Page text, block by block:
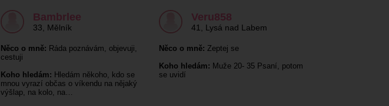
Bambrlee
33 Mělník
Něco o mně: Ráda poznávám, objevuji,
cestuji
Koho hledám: Hledám někoho, kdo se
mnou vyrazí občas o víkendu na nějaký
výšlap, na kolo, na…
Veru858
41 Lysá nad Labem
Něco o mně: Zeptej se
Koho hledám: Muže 20- 35 Psaní, potom
se uvidí